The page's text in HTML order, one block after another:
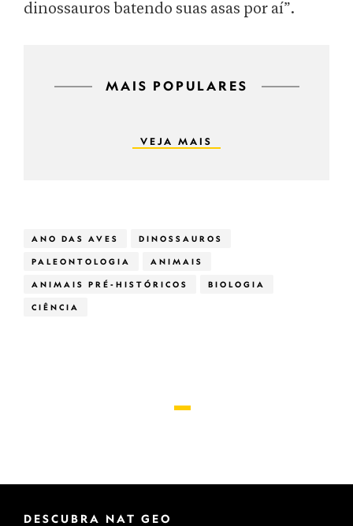
dinossauros batendo suas asas por aí”.
MAIS POPULARES
VEJA MAIS
ANO DAS AVES DINOSSAUROS
PALEONTOLOGIA ANIMAIS
ANIMAIS PRÉ-HISTÓRICOS BIOLOGIA
CIÊNCIA
DESCUBRA NAT GEO